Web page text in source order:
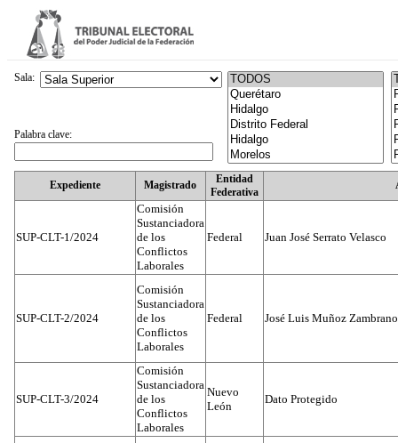
Expediente Magistrado
Entidad
Federativa
SUP-CLT-1/2024
Comisión
Sustanciadora
de los
Conflictos
Laborales
Federal Juan José Serrato Velasco
SUP-CLT-2/2024
Comisión
Sustanciadora
de los
Conflictos
Laborales
Federal José Luis Muñoz Zambrano
SUP-CLT-3/2024
Comisión
Sustanciadora
de los
Conflictos
Laborales
Nuevo
León
Dato Protegido
Sala:
Palabra clave: